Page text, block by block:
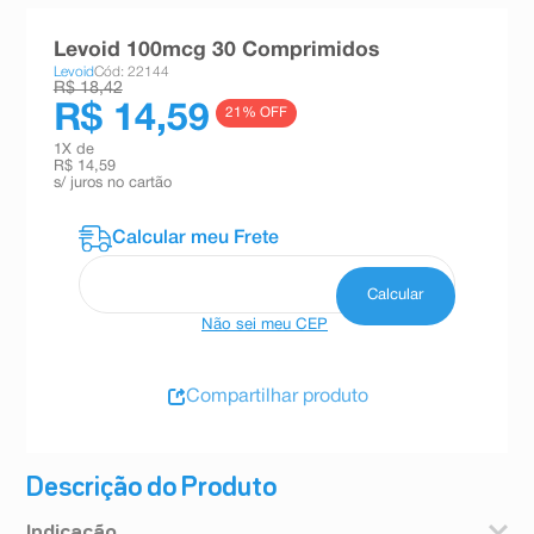
esmalte
ºabsorvente
Descrição do Produto
Levoid 100mcg 30 Comprimidos
LevoidCód: 22144
R$ 18,42
R$ 14,59 21 % OFF
1 X de
R$ 14,59
s/ juros no cartão
Não sei meu CEP
Compartilhar produto